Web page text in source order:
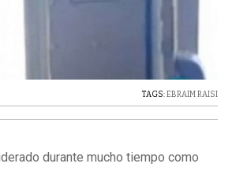
TAGS:EBRAIM RAISI
durante mucho tiempo como